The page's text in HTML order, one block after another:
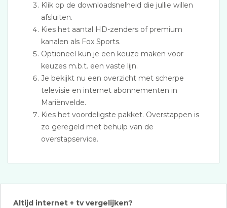
Klik op de downloadsnelheid die jullie willen
afsluiten.
Kies het aantal HD-zenders of premium
kanalen als Fox Sports.
Optioneel kun je een keuze maken voor
keuzes m.b.t. een vaste lijn.
Je bekijkt nu een overzicht met scherpe
televisie en internet abonnementen in
Mariënvelde.
Kies het voordeligste pakket. Overstappen is
zo geregeld met behulp van de
overstapservice.
Altijd internet + tv vergelijken?